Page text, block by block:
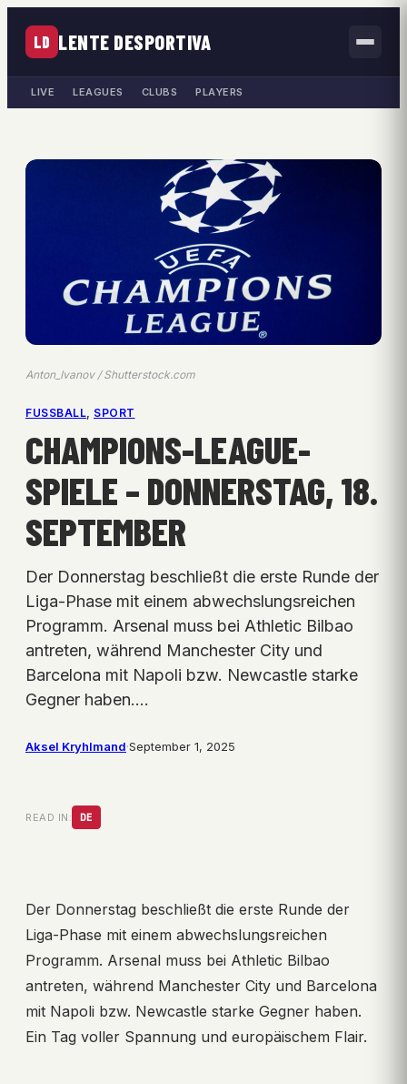
LD LENTE DESPORTIVA
LIVE LEAGUES CLUBS PLAYERS
Anton_Ivanov / Shutterstock.com
FUSSBALL , SPORT
CHAMPIONS-LEAGUE-
SPIELE – DONNERSTAG, 18.
SEPTEMBER
Der Donnerstag beschließt die erste Runde der
Liga-Phase mit einem abwechslungsreichen
Programm. Arsenal muss bei Athletic Bilbao
antreten, während Manchester City und
Barcelona mit Napoli bzw. Newcastle starke
Gegner haben.…
Aksel Kryhlmand·September 1, 2025
READ IN: DE
Der Donnerstag beschließt die erste Runde der
Liga-Phase mit einem abwechslungsreichen
Programm. Arsenal muss bei Athletic Bilbao
antreten, während Manchester City und Barcelona
mit Napoli bzw. Newcastle starke Gegner haben.
Ein Tag voller Spannung und europäischem Flair.